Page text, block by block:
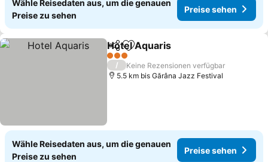
Wähle Reisedaten aus, um die genauen
Preise zu sehen
Preise sehen
TeilenZu Favoriten hinzufügen
Hotel Aquaris
3 Sterne
/
Keine Rezensionen verfügbar
5.5 km bis Gărâna Jazz Festival
Wähle Reisedaten aus, um die genauen
Preise zu sehen
Preise sehen